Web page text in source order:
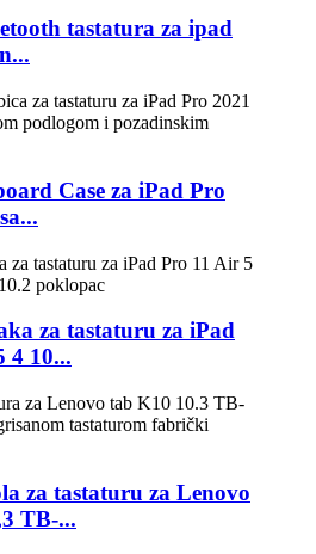
tastatura za ipad
Case za iPad Pro
za tastaturu za iPad
4 10...
za tastaturu za Lenovo
TB-...